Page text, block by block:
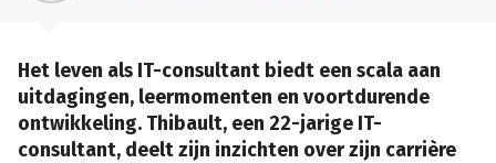
Het leven als IT-consultant biedt een scala aan
uitdagingen, leermomenten en voortdurende
ontwikkeling. Thibault, een 22-jarige IT-
consultant, deelt zijn inzichten over zijn carrière